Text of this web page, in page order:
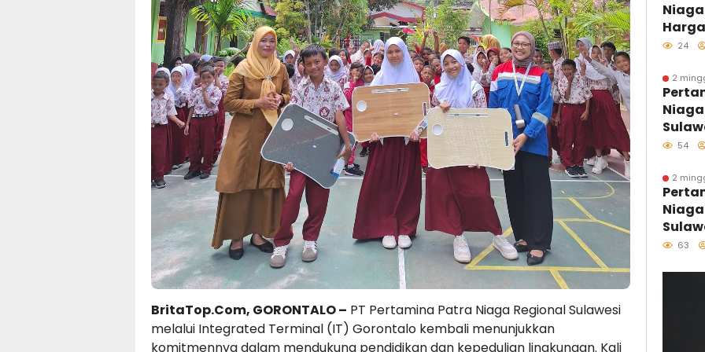
BritaTop.Com, GORONTALO – PT Pertamina Patra Niaga Regional Sulawesi
melalui Integrated Terminal (IT) Gorontalo kembali menunjukkan
komitmennya dalam mendukung pendidikan dan kepedulian lingkungan. Kali
24
2
54
2
Hari
63